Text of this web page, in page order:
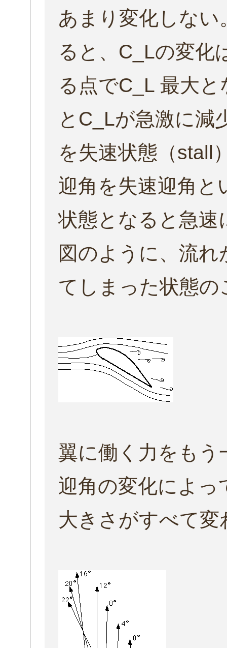
あまり変化しな
ると、C_Lの変化
る点でC_L 最大
とC_Lが急激に減
を失速状態（stall
迎角を失速迎角と
状態となると急速
図のように、流
てしまった状態の
翼に働く力をもう
迎角の変化によっ
大きさがすべて変